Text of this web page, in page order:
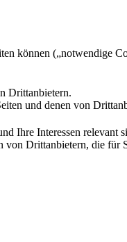
können („notwendige
Drittanbietern.
und denen von
Ihre Interessen relevant
Drittanbietern, die